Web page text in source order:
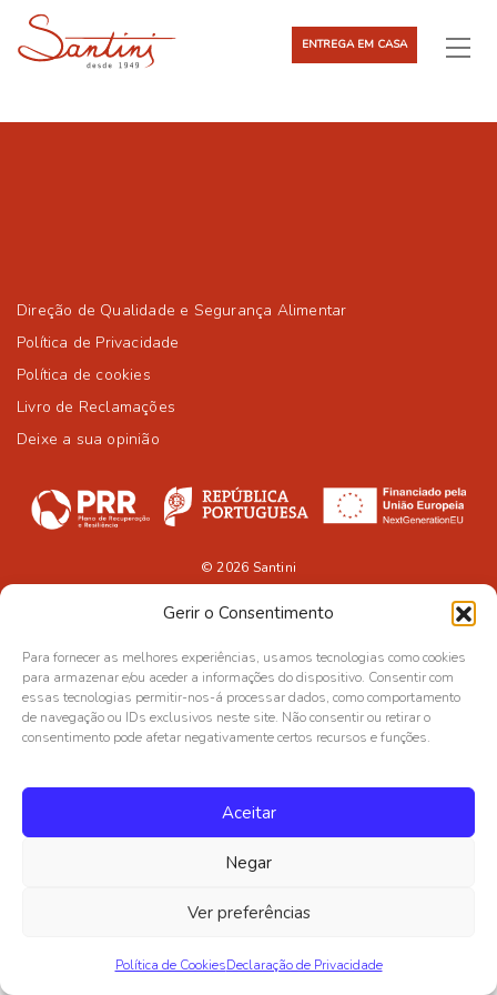
Gerir o Consentimento
Para fornecer as melhores experiências, usamos tecnologias como cookies
para armazenar e/ou aceder a informações do dispositivo. Consentir com
essas tecnologias permitir-nos-á processar dados, como comportamento
de navegação ou IDs exclusivos neste site. Não consentir ou retirar o
consentimento pode afetar negativamente certos recursos e funções.
Aceitar
Negar
Ver preferências
Política de CookiesDeclaração de Privacidade
ENTREGA EM CASA
Direção de Qualidade e Segurança Alimentar
Política de Privacidade
Política de cookies
Livro de Reclamações
Deixe a sua opinião
© 2026 Santini